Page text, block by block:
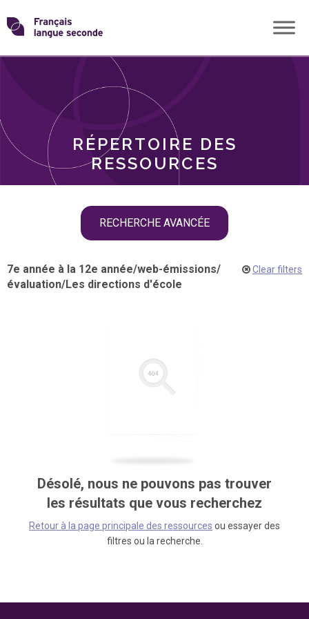
Skip
toTransformons
langue
RÉPERTOIRE DES
RESSOURCES
RECHERCHE AVANCÉE
THÈMES
7e année à la 12e année/web-émissions/
évaluation/Les directions d'école
Clear filters
Désolé, nous ne pouvons pas trouver
les résultats que vous recherchez
Retour à la page principale des ressources ou essayer des
filtres ou la recherche.